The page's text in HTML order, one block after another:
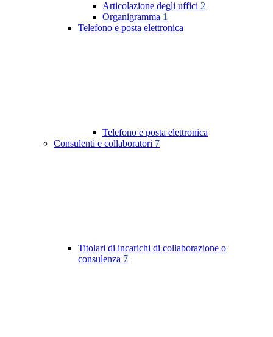
Articolazione degli uffici 2
Organigramma 1
Telefono e posta elettronica
Telefono e posta elettronica
Consulenti e collaboratori 7
Titolari di incarichi di collaborazione o
consulenza 7